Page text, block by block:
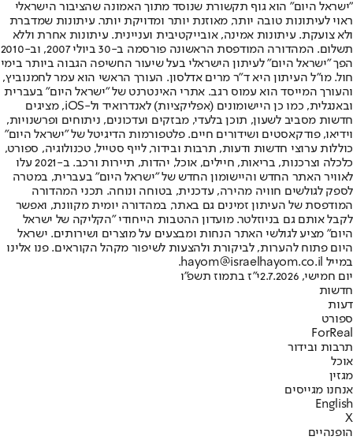
"ישראל היום" הוא גוף תקשורת שנוסד מתוך האמונה שהציבור הישראלי
ראוי לעיתונות טובה יותר, מאוזנת יותר ומדויקת יותר. עיתונות שמדברת
ולא צועקת. עיתונות אמינה, אובייקטיבית ועניינית. עיתונות אחרת וללא
תשלום. המהדורה המודפסת הראשונה פורסמה ב-30 ביולי 2007, וב-2010
הפך "ישראל היום" לעיתון הישראלי בעל שיעור החשיפה הגבוה ביותר בימי
חול. מו"ל העיתון היא ד"ר מרים אדלסון. העורך הראשי הוא עמר לחמנוביץ,
והעורך המייסד הוא עמוס רגב. אתרי האינטרנט של "ישראל היום" בעברית
ובאנגלית, כמו כן היישומונים (אפליקציות) לאנדרואיד ול-iOS, מציגים
חדשות מסביב לשעון, תוכן בלעדי, מבזקים ועדכונים, ניתוחים ופרשנויות,
וידיאו, פודקאסטים ושידורים חיים. פלטפורמות הדיגיטל של "ישראל היום"
כוללות ערוצי חדשות ודעות, תרבות ובידור, לייף סטייל, טכנולוגיה, ספורט,
כלכלה וצרכנות, בריאות, חיילים, אוכל, יהדות, תיירות ורכב. ב-2021 עלו
לאוויר האתר החדש והיישומון החדש של "ישראל היום" בעברית, במטרה
לספק לגולשים חוויה מהירה, עדכנית, בטוחה ונוחה. תכני המהדורה
המודפסת של העיתון זמינים גם באתר, במהדורה יומית מקוונת, ואפשר
לקבל אותם גם בניוזלטר. מועדון ההטבות הייחודי "הקליקה של ישראל
היום" מציע לגולשי האתר הנחות ומבצעים על מוצרים ושירותים. ישראל
היום פתוח להערות, לביקורת ולהצעות לשיפור מקהל הקוראים. פנו אלינו
במייל hayom@israelhayom.co.il.
יום חמישי, 2.7.2026
י"ז בתמוז תשפ"ו
חדשות
דעות
ספורט
ForReal
תרבות ובידור
אוכל
מגזין
אנחנו מגייסים
English
X
הופנהיים